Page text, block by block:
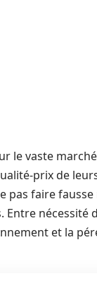
le vaste
prix de
pas faire
Entre
et la